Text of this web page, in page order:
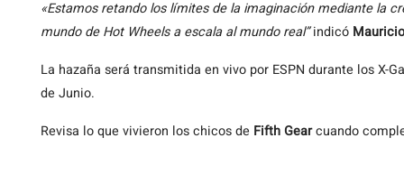
«Estamos retando los límites de la imaginación mediante la
mundo de Hot Wheels a escala al mundo real”indicó
La hazaña será transmitida en vivo por ESPN durante los X-
de Junio.
Revisa lo que vivieron los chicos de Fifth Gearcuando